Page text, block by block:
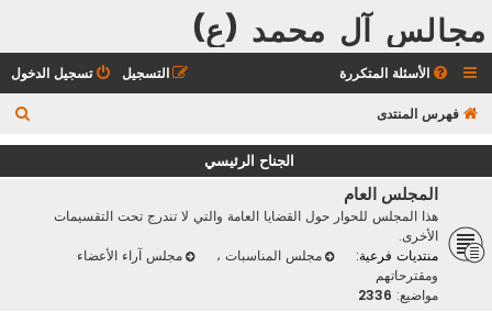
مجالس آل محمد (ع)
الأسئلة المتكررة تسجيل الدخول التسجيل
فهرس المنتدى
ح
الجناح الرئيسي
المجلس العام
هذا المجلس للحوار حول القضايا العامة والتي لا تندرج تحت التقسيمات
الأخرى.
منتديات فرعية:
مجلس المناسبات ،
مجلس آراء الأعضاء
ومقترحاتهم
مواضيع: 2336